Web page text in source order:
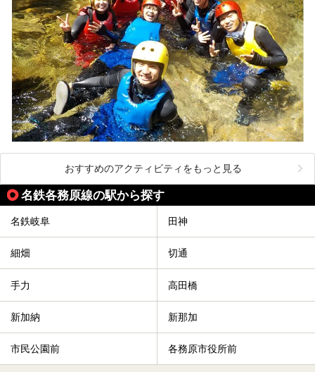
おすすめのアクティビティをもっと見る
名鉄各務原線の駅から探す
名鉄岐阜 田神
細畑 切通
手力 高田橋
新加納 新那加
市民公園前 各務原市役所前